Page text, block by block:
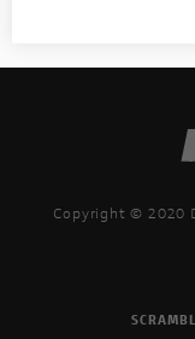
Copyright © 2020